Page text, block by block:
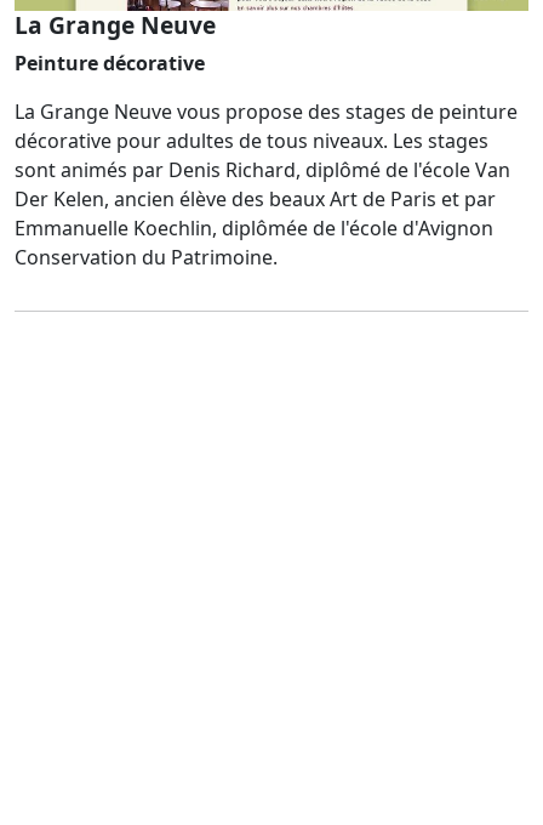
La Grange Neuve
Peinture décorative
La Grange Neuve vous propose des stages de peinture
décorative pour adultes de tous niveaux. Les stages
sont animés par Denis Richard, diplômé de l'école Van
Der Kelen, ancien élève des beaux Art de Paris et par
Emmanuelle Koechlin, diplômée de l'école d'Avignon
Conservation du Patrimoine.